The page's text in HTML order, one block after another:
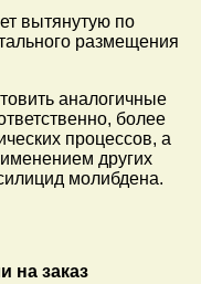
вытянутую по
размещения
аналогичные
более
процессов, а
других
молибдена.
на заказ